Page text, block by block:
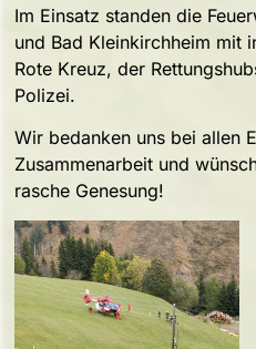
Im Einsatz standen die
und Bad Kleinkirchheim mit
Rote Kreuz, der
Polizei.
Wir bedanken uns bei allen
Zusammenarbeit und
rasche Genesung!